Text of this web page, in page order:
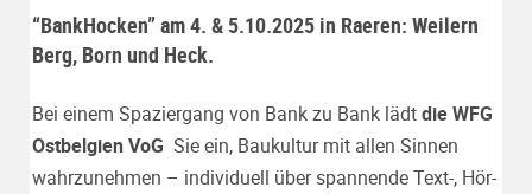
“BankHocken” am 4. & 5.10.2025 in Raeren: Weilern
Berg, Born und Heck.
Bei einem Spaziergang von Bank zu Bank lädtdie WFG
Ostbelgien VoG Sie ein, Baukultur mit allen Sinnen
wahrzunehmen – individuell über spannende Text-, Hör-